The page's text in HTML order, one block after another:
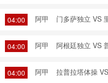
04:00 阿甲 门多萨独立 VS
04:00 阿甲 阿根廷独立 VS
04:00 阿甲 拉普拉塔体操